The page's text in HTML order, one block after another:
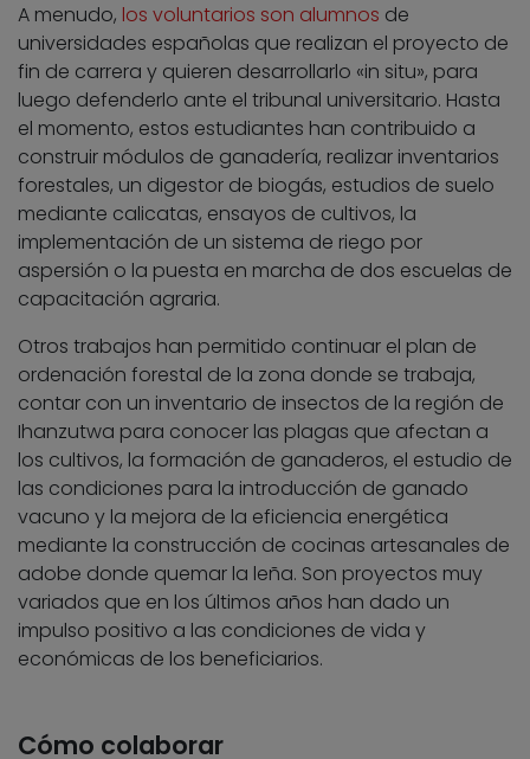
A menudo, los voluntarios son alumnos de
universidades españolas que realizan el proyecto de
fin de carrera y quieren desarrollarlo «in situ», para
luego defenderlo ante el tribunal universitario. Hasta
el momento, estos estudiantes han contribuido a
construir módulos de ganadería, realizar inventarios
forestales, un digestor de biogás, estudios de suelo
mediante calicatas, ensayos de cultivos, la
implementación de un sistema de riego por
aspersión o la puesta en marcha de dos escuelas de
capacitación agraria.
Otros trabajos han permitido continuar el plan de
ordenación forestal de la zona donde se trabaja,
contar con un inventario de insectos de la región de
Ihanzutwa para conocer las plagas que afectan a
los cultivos, la formación de ganaderos, el estudio de
las condiciones para la introducción de ganado
vacuno y la mejora de la eficiencia energética
mediante la construcción de cocinas artesanales de
adobe donde quemar la leña. Son proyectos muy
variados que en los últimos años han dado un
impulso positivo a las condiciones de vida y
económicas de los beneficiarios.
Cómo colaborar